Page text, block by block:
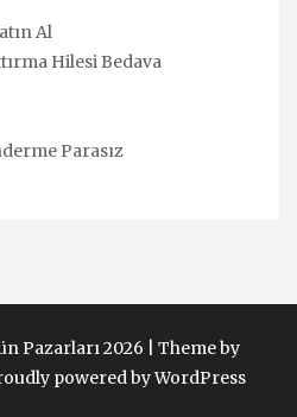
Al
Hilesi Bedava
Parasız
Pazarları 2026 | Theme by
powered by WordPress